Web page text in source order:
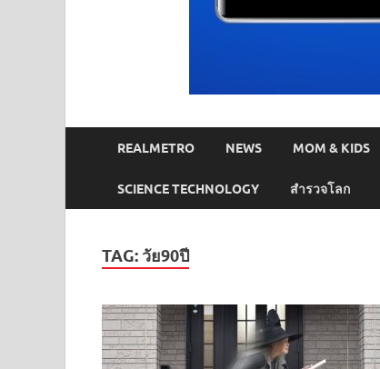
REALMETRO NEWS MOM & KIDS
SCIENCE TECHNOLOGY สำรวจโลก
TAG: วัย90ปี